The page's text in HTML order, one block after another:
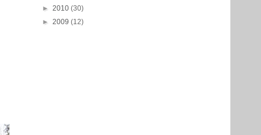
► 2010 (30)
► 2009 (12)